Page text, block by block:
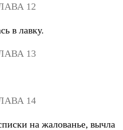
12
в лавку.
13
14
на жалованье, вычла